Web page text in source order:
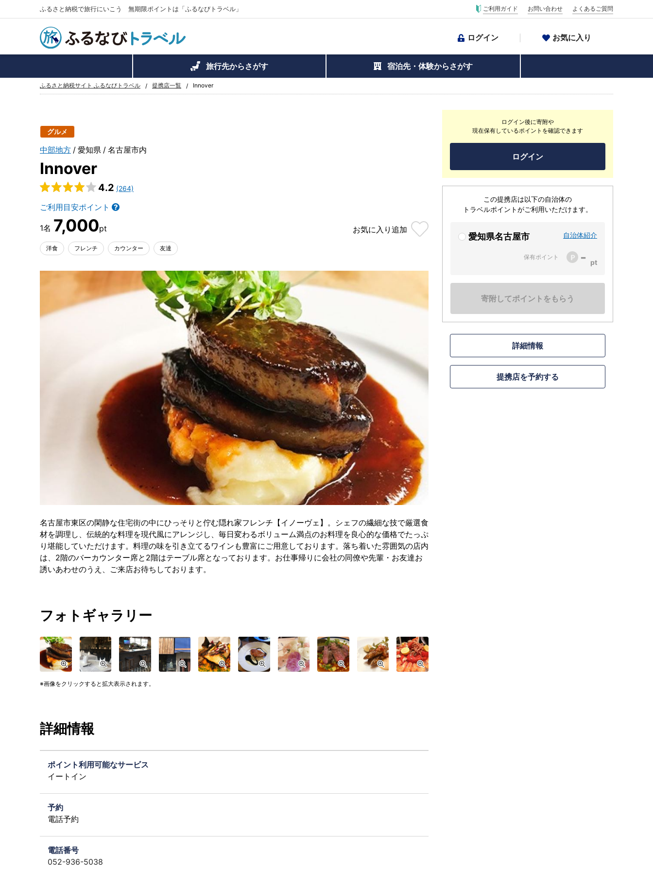
ふるさと納税で旅行にいこう 無期限ポイントは「ふるなびトラベル」 ご利用ガイド お問い合わせ よくあるご質問
ログイン お気に入り
旅行先からさがす 宿泊先・体験からさがす
ふるさと納税サイト ふるなびトラベル 提携店一覧 Innover
グルメ
中部地方 愛知県 名古屋市内
Innover
4.2 (264)
ご利用目安ポイント
7,000 お気に入り 追加
洋食 フレンチ カウンター 友達
ログイン後に寄附や
現在保有しているポイントを確認できます
ログイン
この提携店は以下の自治体の
トラベルポイントがご利用いただけます。
愛知県名古屋市 自治体紹介
保有ポイント -
寄附してポイントをもらう
詳細情報
提携店を予約する
名古屋市東区の閑静な住宅街の中にひっそりと佇む隠れ家フレンチ【イノーヴェ】。シェフの繊細な技で厳選食
材を調理し、伝統的な料理を現代風にアレンジし、毎日変わるボリューム満点のお料理を良心的な価格でたっぷ
り堪能していただけます。料理の味を引き立てるワインも豊富にご用意しております。落ち着いた雰囲気の店内
は、2階のバーカウンター席と2階はテーブル席となっております。お仕事帰りに会社の同僚や先輩・お友達お
誘いあわせのうえ、ご来店お待ちしております。
フォトギャラリー
画像をクリックすると拡大表示されます。
詳細情報
ポイント利用可能なサービス
イートイン
予約
電話予約
電話番号
052-936-5038